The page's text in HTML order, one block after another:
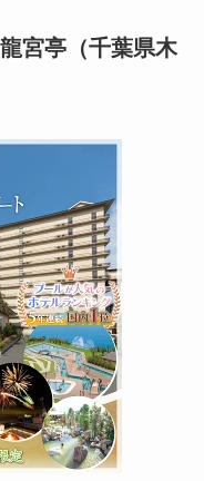
宮亭（千葉県木